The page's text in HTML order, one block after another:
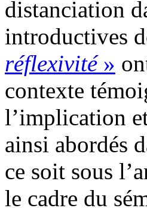
distanciation
introductives
réflexivité»
contexte
l’implication
ainsi abordés
ce soit sous
le cadre du